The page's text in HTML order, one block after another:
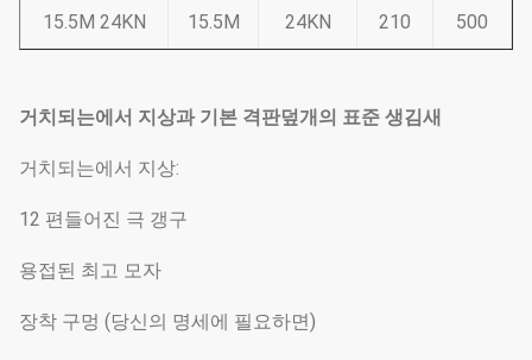
15.5M 24KN 15.5M 24KN 210 500
거치되는에서 지상과 기본 격판덮개의 표준 생김새
거치되는에서 지상:
12 편들어진 극 갱구
용접된 최고 모자
장착 구멍 (당신의 명세에 필요하면)